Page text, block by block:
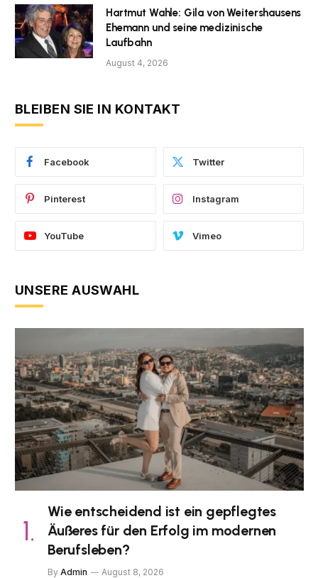
Hartmut Wahle: Gila von Weitershausens
Ehemann und seine medizinische
Laufbahn
August 4, 2026
BLEIBEN SIE IN KONTAKT
Facebook Twitter
Pinterest Instagram
YouTube Vimeo
UNSERE AUSWAHL
Wie entscheidend ist ein gepflegtes
Äußeres für den Erfolg im modernen
Berufsleben?
By Admin August 8, 2026